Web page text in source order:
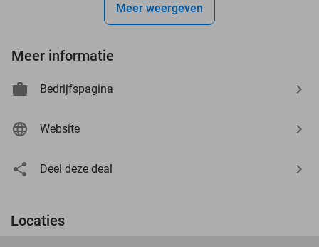
Meer weergeven
Meer informatie
Bedrijfspagina
Website
Deel deze deal
Locaties